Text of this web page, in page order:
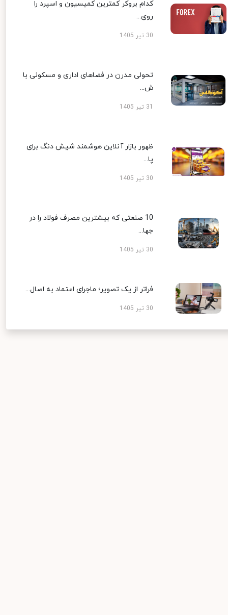
کدام بروکر کمترین کمیسیون و اسپرد را
روی...
30 تیر 1405
تحولی مدرن در فضاهای اداری و مسکونی با
ش...
ظهور بازار آنلاین هوشمند شیش دنگ برای
پا...
30 تیر 1405
10 صنعتی که بیشترین مصرف فولاد را در
جها...
30 تیر 1405
فراتر از یک تصویر؛ ماجرای اعتماد به اصال...
30 تیر 1405